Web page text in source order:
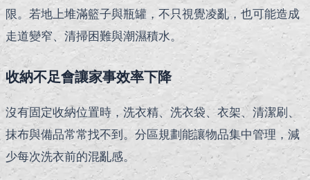
限。若地上堆滿籃子與瓶罐，不只視覺凌亂，也可能造成
走道變窄、清掃困難與潮濕積水。
收納不足會讓家事效率下降
沒有固定收納位置時，洗衣精、洗衣袋、衣架、清潔刷、
抹布與備品常常找不到。分區規劃能讓物品集中管理，減
少每次洗衣前的混亂感。